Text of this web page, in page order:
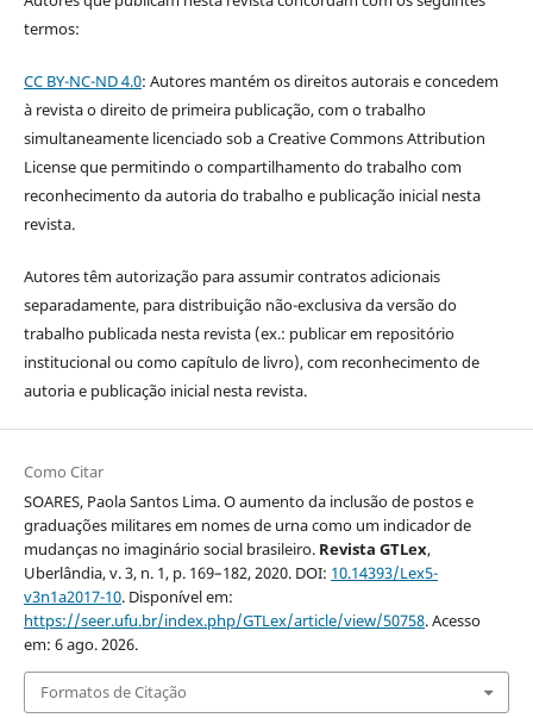
termos:
CC BY-NC-ND 4.0: Autores mantém os direitos autorais e concedem
à revista o direito de primeira publicação, com o trabalho
simultaneamente licenciado sob a Creative Commons Attribution
License que permitindo o compartilhamento do trabalho com
reconhecimento da autoria do trabalho e publicação inicial nesta
revista.
Autores têm autorização para assumir contratos adicionais
separadamente, para distribuição não-exclusiva da versão do
trabalho publicada nesta revista (ex.: publicar em repositório
institucional ou como capítulo de livro), com reconhecimento de
autoria e publicação inicial nesta revista.
Como Citar
SOARES, Paola Santos Lima. O aumento da inclusão de postos e
graduações militares em nomes de urna como um indicador de
mudanças no imaginário social brasileiro. Revista GTLex,
Uberlândia, v. 3, n. 1, p. 169–182, 2020. DOI: 10.14393/Lex5-
v3n1a2017-10. Disponível em:
https://seer.ufu.br/index.php/GTLex/article/view/50758. Acesso
em: 6 ago. 2026.
Formatos de Citação